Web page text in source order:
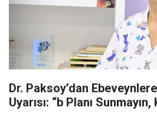
Dr. Paksoy’dan
Uyarısı: “b Planı Sunmayın,